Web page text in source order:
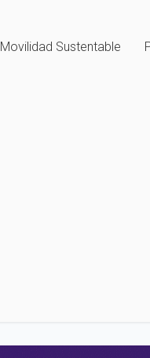
Movilidad Sustentable